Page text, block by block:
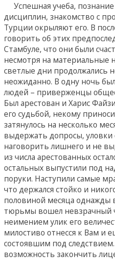
Успешная учеба,
дисциплин, знакомство с
Турции окрыляют его. В
говорить об этих
Стамбуле, что они были
несмотря на материальные
светлые дни продолжались
неожиданно. В одну ночь
людей – приверженцы
Был арестован и Харис
его судьбой, некому
затянулось на несколько
выдержать допросы, уловки
наговорить лишнего и не
из числа арестованных
остальных выпустили под
поруки. Наступили самые
что держался стойко и
половиной месяца однажды
тюрьмы вошел невзрачный
неимением улик его
милостиво отнесся к Вам и
состоявшим под
возможность закончить